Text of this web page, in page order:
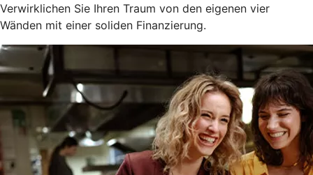
Verwirklichen Sie Ihren Traum von den eigenen vier
Wänden mit einer soliden Finanzierung.